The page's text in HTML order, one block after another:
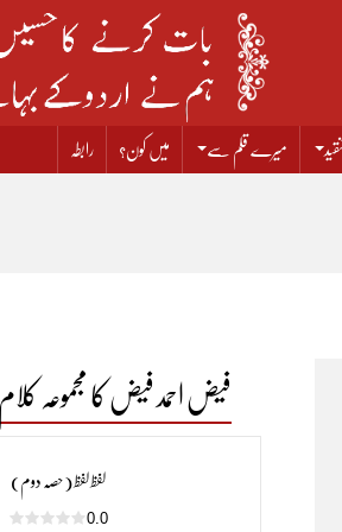
میرے قلم سے میں کون؟ رابطہ
فیض احمد فیض کا مجموعہ کلام
لفظ لفظ (حصہ دوم)
0.0